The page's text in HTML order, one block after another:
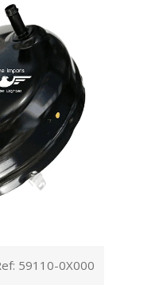
59110-0X000